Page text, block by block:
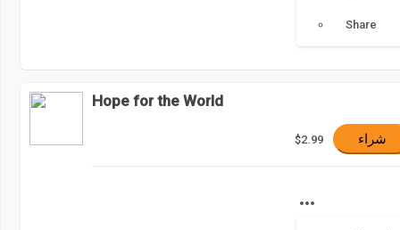
Share
Hope for the World
$2.99 شراء